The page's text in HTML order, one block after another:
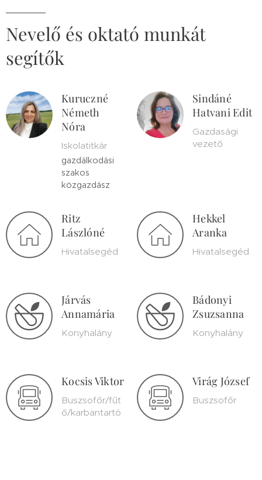
Nevelő és oktató munkát
segítők
Kuruczné
Németh
Nóra
Iskolatitkár
gazdálkodási
szakos
közgazdász
Sindáné
Hatvani Edit
Gazdasági
vezető
Ritz
Lászlóné
Hivatalsegéd
Hekkel
Aranka
Hivatalsegéd
Járvás
Annamária
Konyhalány
Bádonyi
Zsuzsanna
Konyhalány
Kocsis Viktor
Buszsofőr/fűt
ő/karbantartó
Virág József
Buszsofőr